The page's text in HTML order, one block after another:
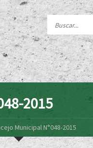
2015
Municipal N°048-2015